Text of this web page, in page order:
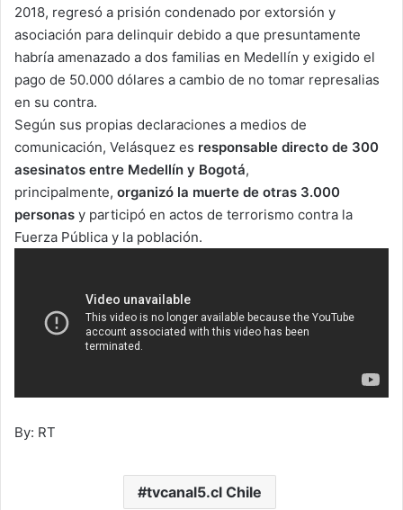
2018, regresó a prisión condenado por extorsión y
asociación para delinquir debido a que presuntamente
habría amenazado a dos familias en Medellín y exigido el
pago de 50.000 dólares a cambio de no tomar represalias
en su contra.
Según sus propias declaraciones a medios de
comunicación, Velásquez es responsable directo de 300
asesinatos entre Medellín y Bogotá,
principalmente, organizó la muerte de otras 3.000
personas y participó en actos de terrorismo contra la
Fuerza Pública y la población.
By: RT
tvcanal5.cl Chile